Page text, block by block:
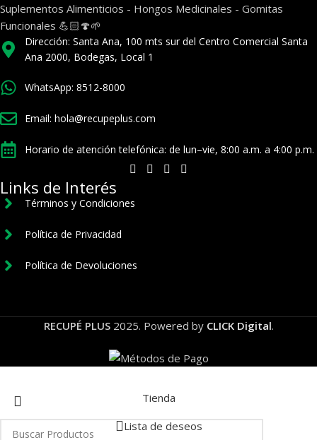
Suplementos Alimenticios - Hongos Medicinales - Gomitas
Funcionales 💪🏻🍄🌱
Dirección: Santa Ana, 100 mts sur del Centro Comercial Santa
Ana 2000, Bodegas, Local 1
WhatsApp: 8512-8000
Email: hola@recupeplus.com
Horario de atención telefónica: de lun–vie, 8:00 a.m. a 4:00 p.m.
Links de Interés
Términos y Condiciones
Política de Privacidad
Política de Devoluciones
RECUPÉ PLUS 2025. Powered by CLICK Digital.
Tienda
Lista de deseos